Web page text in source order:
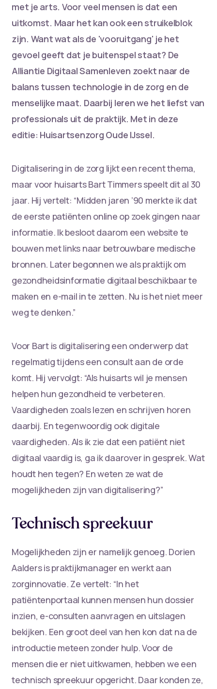
met je arts. Voor veel mensen is dat een
uitkomst. Maar het kan ook een struikelblok
zijn. Want wat als de 'vooruitgang' je het
gevoel geeft dat je buitenspel staat? De
Alliantie Digitaal Samenleven zoekt naar de
balans tussen technologie in de zorg en de
menselijke maat. Daarbij leren we het liefst van
professionals uit de praktijk. Met in deze
editie: Huisartsenzorg Oude IJssel.
Digitalisering in de zorg lijkt een recent thema,
maar voor huisarts Bart Timmers speelt dit al 30
jaar. Hij vertelt: “Midden jaren ’90 merkte ik dat
de eerste patiënten online op zoek gingen naar
informatie. Ik besloot daarom een website te
bouwen met links naar betrouwbare medische
bronnen. Later begonnen we als praktijk om
gezondheidsinformatie digitaal beschikbaar te
maken en e-mail in te zetten. Nu is het niet meer
weg te denken.”
Voor Bart is digitalisering een onderwerp dat
regelmatig tijdens een consult aan de orde
komt. Hij vervolgt: “Als huisarts wil je mensen
helpen hun gezondheid te verbeteren.
Vaardigheden zoals lezen en schrijven horen
daarbij. En tegenwoordig ook digitale
vaardigheden. Als ik zie dat een patiënt niet
digitaal vaardig is, ga ik daarover in gesprek. Wat
houdt hen tegen? En weten ze wat de
mogelijkheden zijn van digitalisering?”
Technisch spreekuur
Mogelijkheden zijn er namelijk genoeg. Dorien
Aalders is praktijkmanager en werkt aan
zorginnovatie. Ze vertelt: “In het
patiëntenportaal kunnen mensen hun dossier
inzien, e-consulten aanvragen en uitslagen
bekijken. Een groot deel van hen kon dat na de
introductie meteen zonder hulp. Voor de
mensen die er niet uitkwamen, hebben we een
technisch spreekuur opgericht. Daar konden ze,